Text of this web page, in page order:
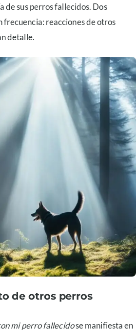
de sus perros fallecidos. Dos
frecuencia: reacciones de otros
detalle.
de otros perros
mi perro fallecidose manifiesta en